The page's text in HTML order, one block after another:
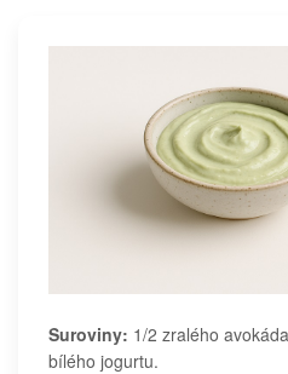
Suroviny: 1/2 zralého
bílého jogurtu.